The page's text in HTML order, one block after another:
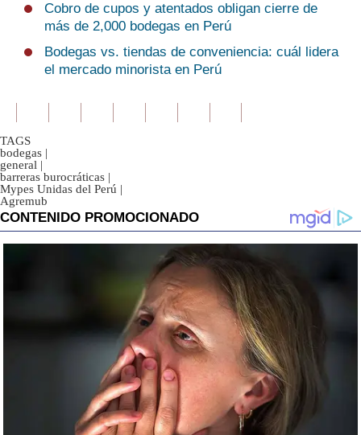
Cobro de cupos y atentados obligan cierre de
más de 2,000 bodegas en Perú
Bodegas vs. tiendas de conveniencia: cuál lidera
el mercado minorista en Perú
TAGS
bodegas |
general |
barreras burocráticas |
Mypes Unidas del Perú |
Agremub